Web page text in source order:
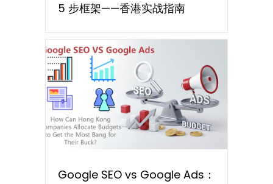
5 步框架——香港实战指南
Google SEO vs Google Ads：